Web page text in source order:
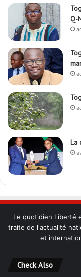
Q-
La
Le quotidien Liberté
traite de l'actualité
et
Check Also